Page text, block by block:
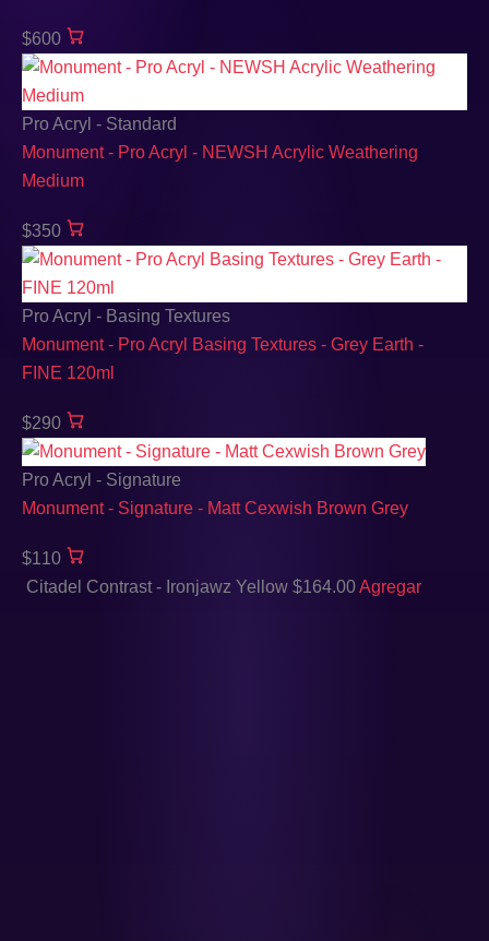
$600
Pro Acryl - Standard
Monument - Pro Acryl - NEWSH Acrylic Weathering
Medium
$350
Pro Acryl - Basing Textures
Monument - Pro Acryl Basing Textures - Grey Earth -
FINE 120ml
$290
Pro Acryl - Signature
Monument - Signature - Matt Cexwish Brown Grey
$110
Citadel Contrast - Ironjawz Yellow $164.00Agregar